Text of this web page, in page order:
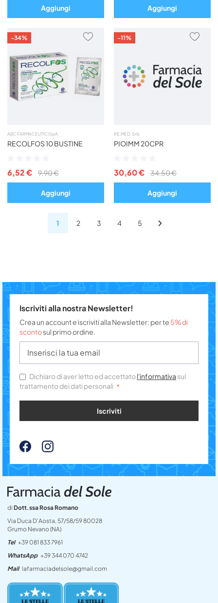
Aggiungi Aggiungi
-34%
ABC FARMACEUTICI SpA
RECOLFOS 10 BUSTINE
6,52 € 9,90 €
Aggiungi
AGGIUNGI
PREFERITI
-11%
RE.MED. Srls
PIOIMM 20CPR
30,60 € 34,50 €
Aggiungi
1 2 3 4 5
di Dott.ssa Rosa Romano
Via Duca D’Aosta, 57/58/59 80028
Grumo Nevano (NA)
Tel +39 081 833 7961
WhatsApp +39 344 070 4742
Mail lafarmaciadelsole@gmail.com
Iscriviti alla nostra Newsletter!
Crea un account e iscriviti alla Newsletter: per te 5% di
scontosul primo ordine.
Dichiaro di aver letto ed accettatol'informativa sul
trattamento dei dati personali
Iscriviti